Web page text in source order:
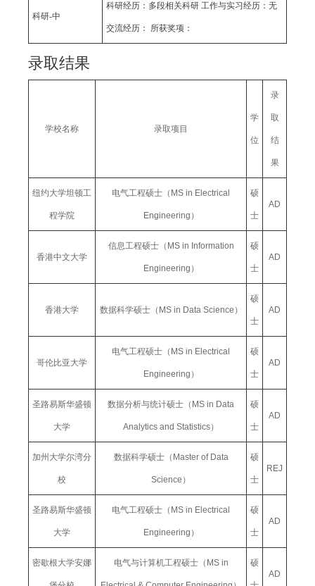
科研-中
科研经历：多段相关科研 工作与实习经历：无
交流经历： 所获奖项：
录取结果
学校名称 录取项目
学
位
录
取
结
果
纽约大学坦顿工
程学院
电气工程硕士（MS in Electrical
Engineering）
硕
士
AD
香港中文大学
信息工程硕士（MS in Information
Engineering）
硕
士
AD
香港大学 数据科学硕士（MS in Data Science）
硕
士
AD
哥伦比亚大学
电气工程硕士（MS in Electrical
Engineering）
硕
士
AD
圣路易斯华盛顿
大学
数据分析与统计硕士（MS in Data
Analytics and Statistics）
硕
士
AD
加州大学尔湾分
校
数据科学硕士（Master of Data
Science）
硕
士
REJ
圣路易斯华盛顿
大学
电气工程硕士（MS in Electrical
Engineering）
硕
士
AD
密歇根大学安娜 电气与计算机工程硕士（MS in 硕
AD